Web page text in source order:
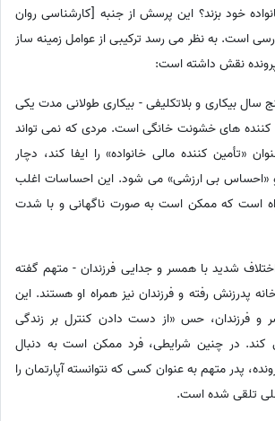
خود بزند؟ این پرسش از جنبه [کارشناسی روان
است. به نظر می رسد ترکیبی از عوامل زمینه ساز
نقش داشته است:
سال بیکاری و بلاتکلیفی - بیکاری طولانی مدت یکی
کننده های خشونت خانگی است. مردی که نمی تواند
«تأمین کننده مالی خانواده» را ایفا کند، دچار
بی ارزشی» می شود. این احساسات اغلب
است که ممکن است به صورت ناگهانی و با شدت
شدید با همسر و جدایی فرزندان - متهم گفته
رفته و فرزندان نیز همراه او هستند. این
و فرزندان، حس «از دست دادن کنترل بر زندگی
در چنین شرایطی، فرد ممکن است به دنبال
پدر متهم به عنوان کسی که نتوانسته آپارتمان را
تلقی شده است.